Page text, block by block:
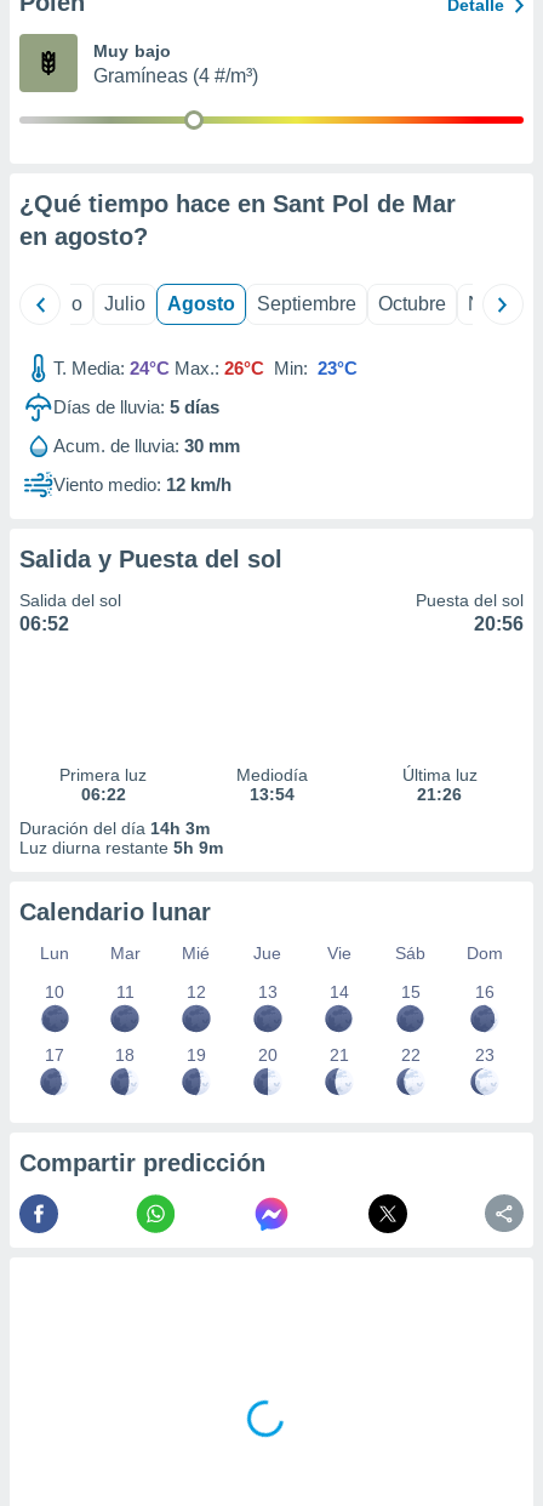
publicidad
1199
Detalle
Muy bajo
Gramíneas (4 #/m³)
¿Qué tiempo hace en Sant Pol de Mar
en agosto?
Junio Julio Agosto Septiembre Octubre
T. Media: 24°C Max.: 26°C Min: 23°C
Días de lluvia: 5 días
Acum. de lluvia: 30 mm
Viento medio: 12 km/h
Salida y Puesta del sol
Salida del sol
06:52
Puesta del sol
20:56
Primera luz
06:22
Mediodía
13:54
Última luz
21:26
Duración del día 14h 3m
Luz diurna restante 5h 9m
Calendario lunar
Lun Mar Mié Jue Vie Sáb
Dom
10
11 12 13 14 15 16
17 18 19 20 21 22 23
Compartir predicción